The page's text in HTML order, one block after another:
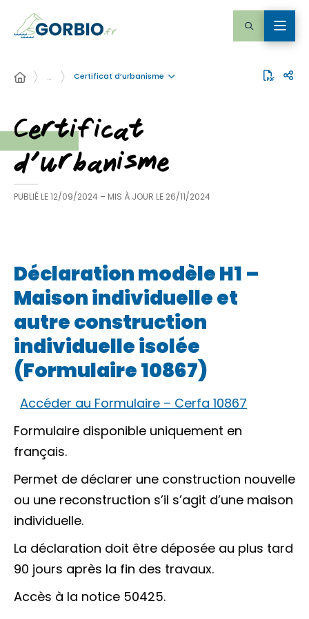
… Certificat d’urbanisme
Certificat
d’urbanisme
PUBLIÉ LE12/09/2024 – MIS À JOUR LE 26/11/2024
Déclaration modèle H1 –
Maison individuelle et
autre construction
individuelle isolée
(Formulaire 10867)
Accéder au Formulaire – Cerfa 10867
Formulaire disponible uniquement en
français.
Permet de déclarer une construction nouvelle
ou une reconstruction s’il s’agit d’une maison
individuelle.
La déclaration doit être déposée au plus tard
90 jours après la fin des travaux.
Accès à la notice 50425.